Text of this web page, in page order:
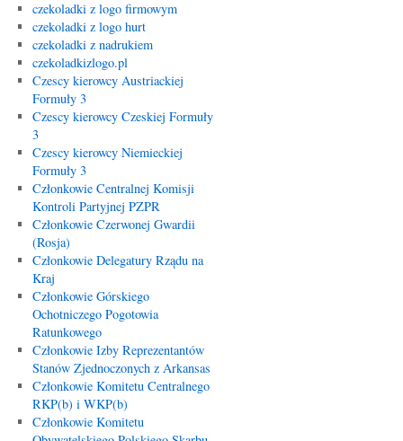
czekoladki z logo firmowym
czekoladki z logo hurt
czekoladki z nadrukiem
czekoladkizlogo.pl
Czescy kierowcy Austriackiej
Formuły 3
Czescy kierowcy Czeskiej Formuły
3
Czescy kierowcy Niemieckiej
Formuły 3
Członkowie Centralnej Komisji
Kontroli Partyjnej PZPR
Członkowie Czerwonej Gwardii
(Rosja)
Członkowie Delegatury Rządu na
Kraj
Członkowie Górskiego
Ochotniczego Pogotowia
Ratunkowego
Członkowie Izby Reprezentantów
Stanów Zjednoczonych z Arkansas
Członkowie Komitetu Centralnego
RKP(b) i WKP(b)
Członkowie Komitetu